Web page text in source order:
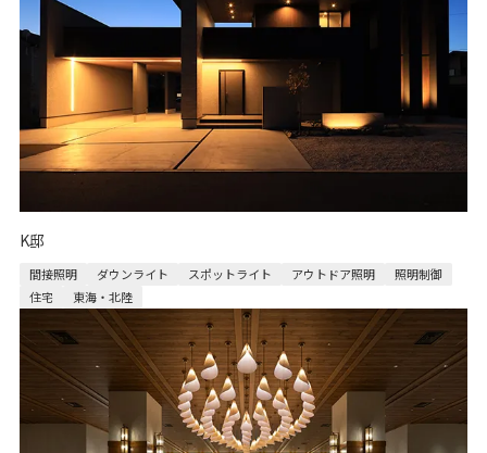
K邸
間接照明 ダウンライト スポットライト アウトドア照明
照明制御
住宅
東海・北陸